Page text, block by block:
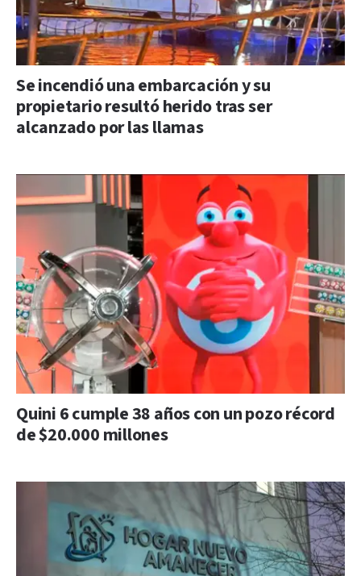
Se incendió una embarcación y su
propietario resultó herido tras ser
alcanzado por las llamas
Quini 6 cumple 38 años con un pozo récord
de $20.000 millones